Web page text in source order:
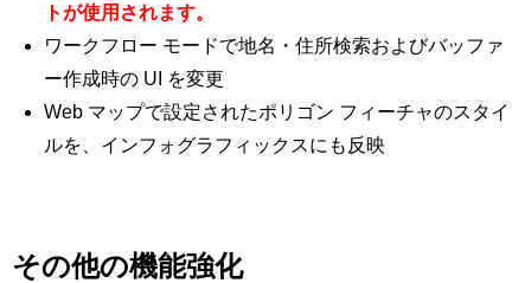
トが使用されます。
ワークフロー モードで地名・住所検索およびバッファ
ー作成時の UI を変更
Web マップで設定されたポリゴン フィーチャのスタイ
ルを、インフォグラフィックスにも反映
その他の機能強化